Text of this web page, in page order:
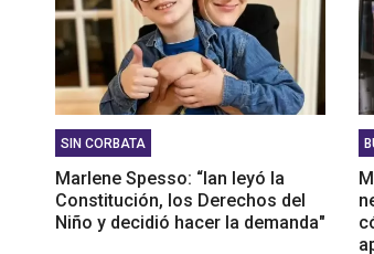
SIN CORBATA
Marlene Spesso: “Ian leyó la
Constitución, los Derechos del
Niño y decidió hacer la demanda"